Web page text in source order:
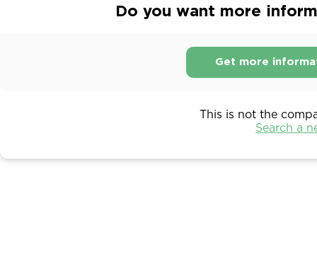
Do you want more
Get more
This is not the
Search a